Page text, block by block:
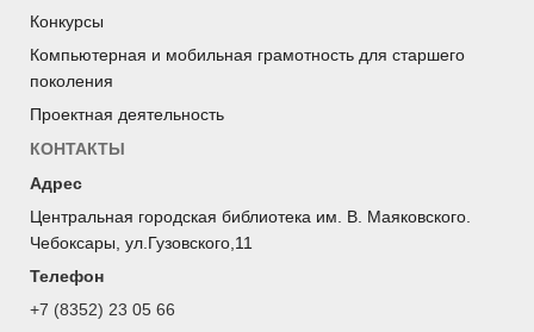
Конкурсы
Компьютерная и мобильная грамотность для старшего
поколения
Проектная деятельность
КОНТАКТЫ
Адрес
Центральная городская библиотека им. В. Маяковского.
Чебоксары, ул.Гузовского,11
Телефон
+7 (8352) 23 05 66